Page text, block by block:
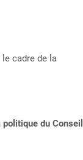
cadre de la
du Conseil